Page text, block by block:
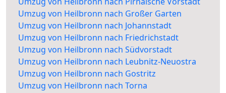
Umzug von Heilbronn nach Großer Garten
Umzug von Heilbronn nach Johannstadt
Umzug von Heilbronn nach Friedrichstadt
Umzug von Heilbronn nach Südvorstadt
Umzug von Heilbronn nach Leubnitz-Neuostra
Umzug von Heilbronn nach Gostritz
Umzug von Heilbronn nach Torna